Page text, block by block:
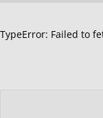
TypeError: Failed to